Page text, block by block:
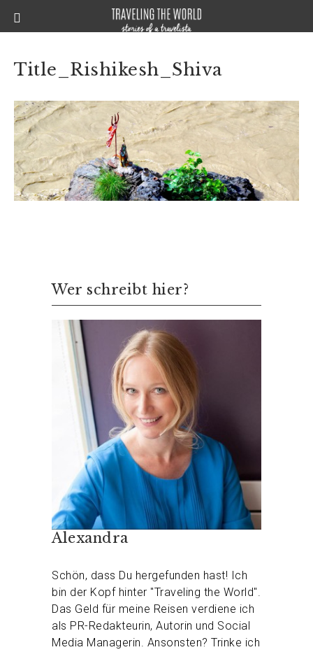
Title_Rishikesh_Shiva
Wer schreibt hier?
Alexandra
Schön, dass Du hergefunden hast! Ich
bin der Kopf hinter "Traveling the World".
Das Geld für meine Reisen verdiene ich
als PR-Redakteurin, Autorin und Social
Media Managerin. Ansonsten? Trinke ich